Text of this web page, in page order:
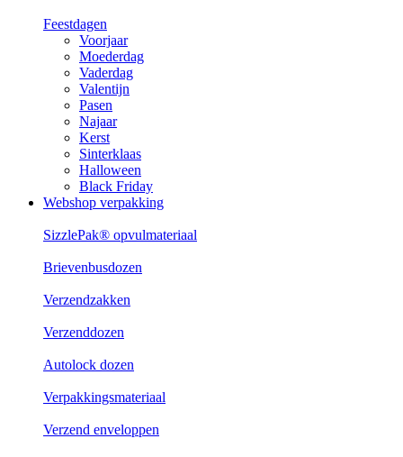
Feestdagen
Voorjaar
Moederdag
Vaderdag
Valentijn
Pasen
Najaar
Kerst
Sinterklaas
Halloween
Black Friday
Webshop verpakking
SizzlePak® opvulmateriaal
Brievenbusdozen
Verzendzakken
Verzenddozen
Autolock dozen
Verpakkingsmateriaal
Verzend enveloppen